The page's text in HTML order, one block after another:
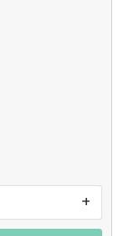
+